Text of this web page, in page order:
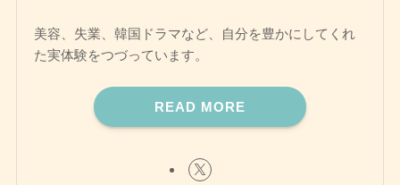
美容、失業、韓国ドラマなど、自分を豊かにしてくれ
た実体験をつづっています。
READ MORE